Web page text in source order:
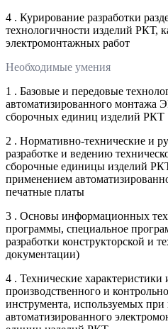
4 . Курирование разработки
технологичности изделий РКТ,
электромонтажных работ
Необходимые умения
1 . Базовые и передовые
автоматизированного монтажа
сборочных единиц изделий РКТ
2 . Нормативно-технические и
разработке и ведению
сборочные единицы изделий
применением
печатные платы
3 . Основы информационных
программы, специальное
разработки конструкторской и
документации)
4 . Технические характеристики
производственного и
инструмента, используемых
автоматизированного